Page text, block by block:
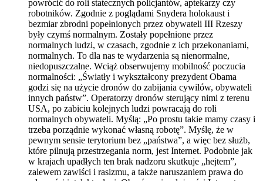
powrócić do roli statecznych policjantów, aptekarzy czy
robotników. Zgodnie z poglądami Snydera holokaust i
bezmiar zbrodni popełnionych przez obywateli III Rzeszy
były czymś normalnym. Zostały popełnione przez
normalnych ludzi, w czasach, zgodnie z ich przekonaniami,
normalnych. To dla nas te wydarzenia są nienormalne,
niedopuszczalne. Wciąż obserwujemy mobilność poczucia
normalności: „Światły i wykształcony prezydent Obama
godzi się na użycie dronów do zabijania cywilów, obywateli
innych państw”. Operatorzy dronów sterujący nimi z terenu
USA, po zabiciu kolejnych ludzi powracają do roli
normalnych obywateli. Myślą: „Po prostu takie mamy czasy i
trzeba porządnie wykonać własną robotę”. Myślę, że w
pewnym sensie terytorium bez „państwa”, a więc bez służb,
które pilnują przestrzegania norm, jest Internet. Podobnie jak
w krajach upadłych ten brak nadzoru skutkuje „hejtem”,
zalewem zawiści i rasizmu, a także naruszaniem prawa do